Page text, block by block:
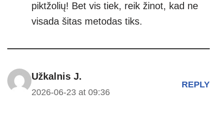
piktžolių! Bet vis tiek, reik žinot, kad ne
visada šitas metodas tiks.
Užkalnis J.
2026-06-23 at 09:36
REPLY